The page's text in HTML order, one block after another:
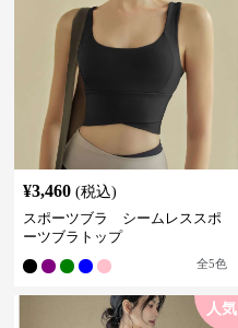
¥3,460 (税込)
スポーツブラ シームレススポ
ーツブラトップ
全5色
人気